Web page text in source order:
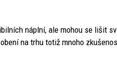
náplní, ale mohou se lišit
na trhu totiž mnoho